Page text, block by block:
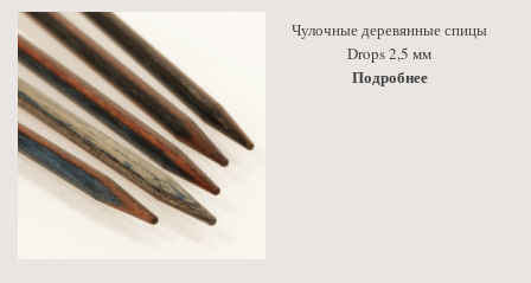
Чулочные деревянные спицы
Drops 2,5 мм
Подробнее